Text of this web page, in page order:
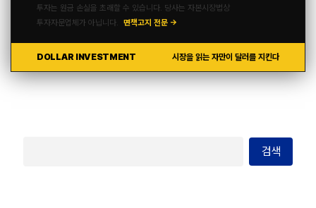
투자는 원금 손실을 초래할 수 있습니다. 당사는 자본시장법상
투자자문업체가 아닙니다. 면책고지 전문 →
DOLLAR INVESTMENT 시장을 읽는 자만이 달러를 지킨다
검색